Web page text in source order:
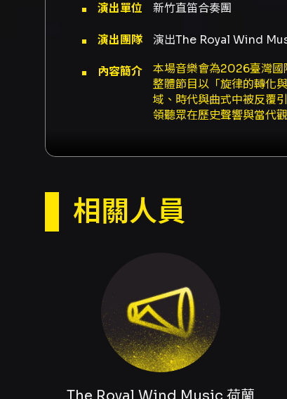
演出單位 新竹直笛合奏團
演出團隊 演出The Royal Wind
內容簡介
本場音樂會為2026臺灣國
整體節目以「旋律的轉化
域、時代與曲式中被反覆
領聽眾在歷史聲響與當代
程，接續以以〈Doulce
將哀感、懺悔與悔悟之
互關係；喜悅與舞曲（
informed performance
奏聞名，其音色安排、配
的切入點，從西班牙、法
究者及早期音樂愛好者，
功能與情感上的流動—從
點。對希望在現場體驗文
廣的聆聽經驗。
購票與取票 - 網路購買：
文化幣折抵」，該折扣僅
相關人員